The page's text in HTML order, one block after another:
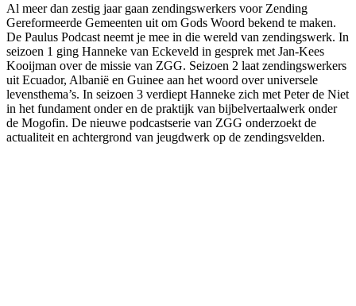
Al meer dan zestig jaar gaan zendingswerkers voor Zending
Gereformeerde Gemeenten uit om Gods Woord bekend te maken.
De Paulus Podcast neemt je mee in die wereld van zendingswerk. In
seizoen 1 ging Hanneke van Eckeveld in gesprek met Jan-Kees
Kooijman over de missie van ZGG. Seizoen 2 laat zendingswerkers
uit Ecuador, Albanië en Guinee aan het woord over universele
levensthema’s. In seizoen 3 verdiept Hanneke zich met Peter de Niet
in het fundament onder en de praktijk van bijbelvertaalwerk onder
de Mogofin. De nieuwe podcastserie van ZGG onderzoekt de
actualiteit en achtergrond van jeugdwerk op de zendingsvelden.